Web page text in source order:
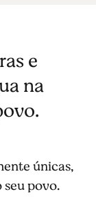
e
na
únicas,
seu povo.